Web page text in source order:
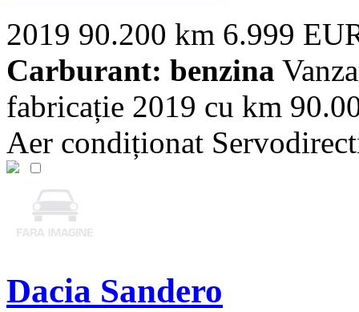
2019 90.200 km 6.999
Carburant: benzina
fabricație 2019 cu km
Aer condiționat
Dacia Sandero